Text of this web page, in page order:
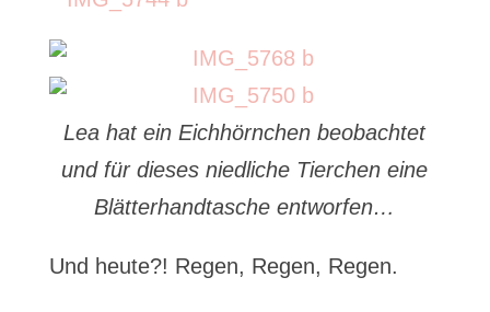
Lea hat ein Eichhörnchen beobachtet
und für dieses niedliche Tierchen eine
Blätterhandtasche entworfen…
Und heute?! Regen, Regen, Regen.